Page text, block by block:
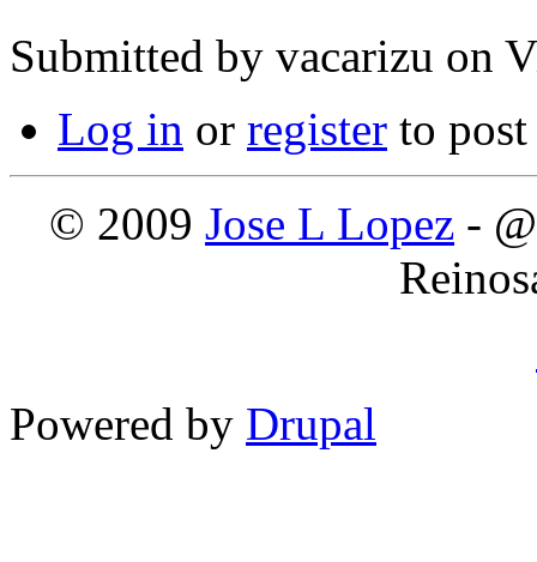
Submitted by vacarizu on
Log in or register to
© 2009 Jose L Lopez -
Powered by Drupal